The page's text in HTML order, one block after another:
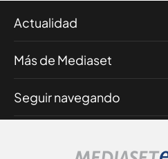
Actualidad
Más de Mediaset
Seguir navegando